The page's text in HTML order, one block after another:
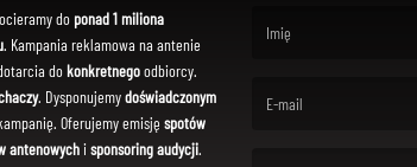
do ponad 1 miliona
. Kampania reklamowa na antenie
dokonkretnegoodbiorcy.
. Dysponujemydoświadczonym
Oferujemy emisję spotów
antenowychi sponsoring audycji.